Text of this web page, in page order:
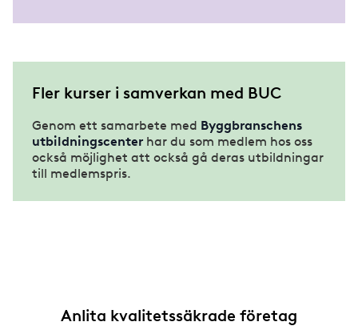
Fler kurser i samverkan med BUC
Genom ett samarbete med Byggbranschens
utbildningscenter har du som medlem hos oss
också möjlighet att också gå deras utbildningar
till medlemspris.
Anlita kvalitetssäkrade företag